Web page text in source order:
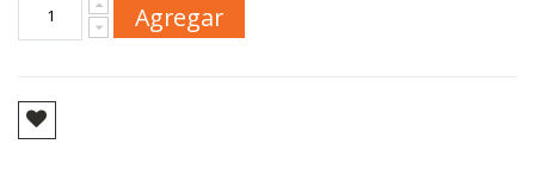
Agregar